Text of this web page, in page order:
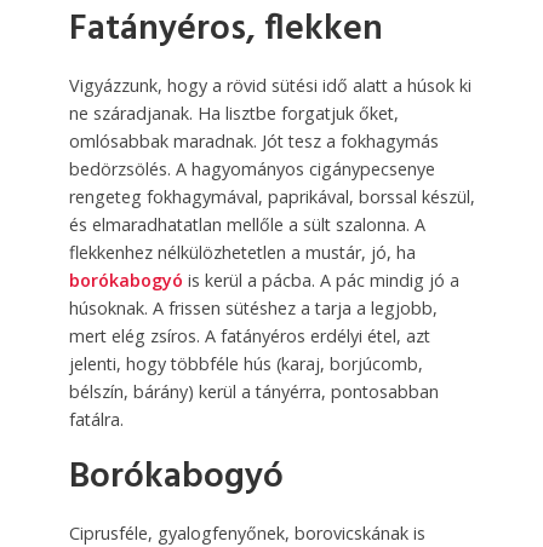
Fatányéros, flekken
Vigyázzunk, hogy a rövid sütési idő alatt a húsok ki
ne száradjanak. Ha lisztbe forgatjuk őket,
omlósabbak maradnak. Jót tesz a fokhagymás
bedörzsölés. A hagyományos cigánypecsenye
rengeteg fokhagymával, paprikával, borssal készül,
és elmaradhatatlan mellőle a sült szalonna. A
flekkenhez nélkülözhetetlen a mustár, jó, ha
borókabogyó is kerül a pácba. A pác mindig jó a
húsoknak. A frissen sütéshez a tarja a legjobb,
mert elég zsíros. A fatányéros erdélyi étel, azt
jelenti, hogy többféle hús (karaj, borjúcomb,
bélszín, bárány) kerül a tányérra, pontosabban
fatálra.
Borókabogyó
Ciprusféle, gyalogfenyőnek, borovicskának is